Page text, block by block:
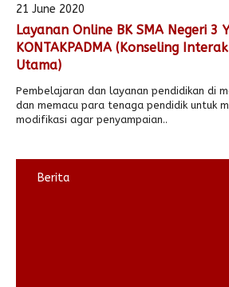
21 June 2020
Layanan Online BK SMA Negeri 3
KONTAKPADMA (Konseling
Utama)
Pembelajaran dan layanan pendidikan di
dan memacu para tenaga pendidik untuk
modifikasi agar penyampaian..
Berita